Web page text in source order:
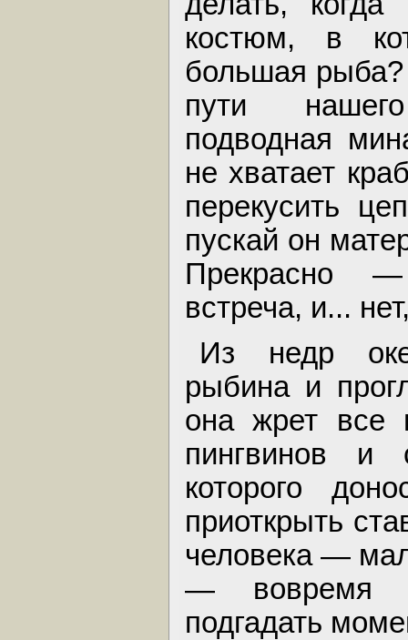
костюм, в
большая рыба?
пути
подводная
не хватает
перекусить
пускай он
Прекрасно
встреча, и...
Из недр
рыбина и
она жрет все
пингвинов и
которого
приоткрыть
человека —
— вовремя
подгадать